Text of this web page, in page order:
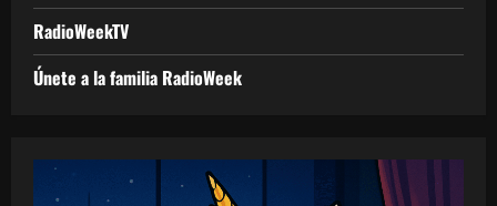
RadioWeekTV
Únete a la familia RadioWeek